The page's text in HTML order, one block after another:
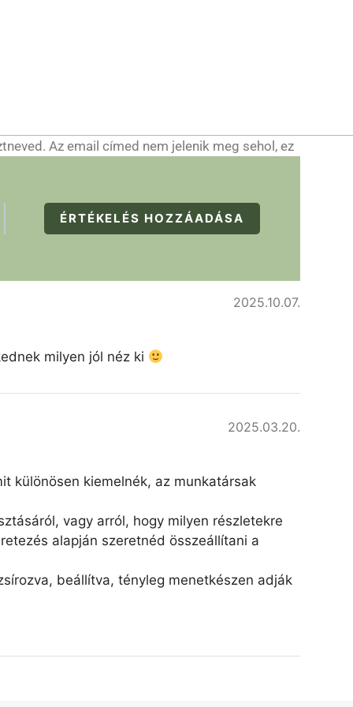
Az email címed nem jelenik meg sehol, ez
ÉRTÉKELÉS HOZZÁADÁSA
2025.10.07.
milyen jól néz ki
2025.03.20.
különösen kiemelnék, az munkatársak
vagy arról, hogy milyen részletekre
alapján szeretnéd összeállítani a
beállítva, tényleg menetkészen adják